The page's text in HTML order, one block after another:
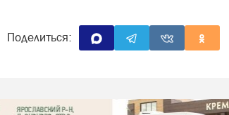
Поделиться: